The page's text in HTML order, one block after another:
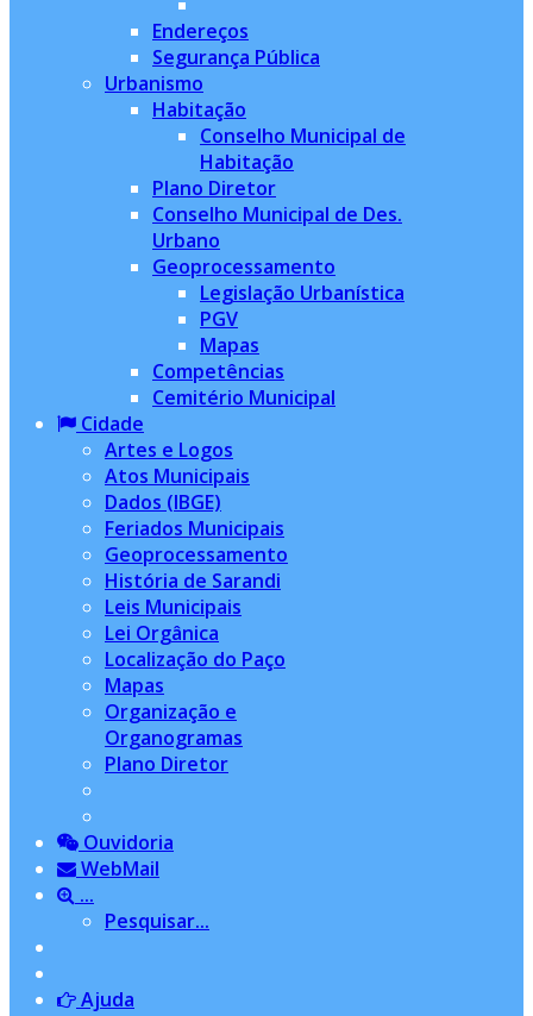
Endereços
Segurança Pública
Urbanismo
Habitação
Conselho Municipal de
Habitação
Plano Diretor
Conselho Municipal de Des.
Urbano
Geoprocessamento
Legislação Urbanística
PGV
Mapas
Competências
Cemitério Municipal
Cidade
Artes e Logos
Atos Municipais
Dados (IBGE)
Feriados Municipais
Geoprocessamento
História de Sarandi
Leis Municipais
Lei Orgânica
Localização do Paço
Mapas
Organização e
Organogramas
Plano Diretor
Ouvidoria
WebMail
...
Pesquisar...
Ajuda